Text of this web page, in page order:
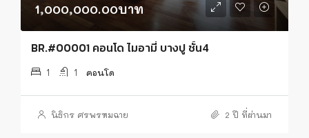
1,000,000.00บาท
BR.#00001 คอนโด ไมอามี่ บางปู ชั้น4
1 1 คอนโด
นิธิกร ศรพรหมฉาย 2 ปี ที่ผ่านมา